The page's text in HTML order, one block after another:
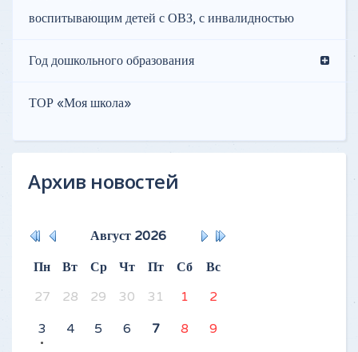
воспитывающим детей с ОВЗ, с инвалидностью
Год дошкольного образования
ТОР «Моя школа»
Архив новостей
Август 2026
Пн
Вт Ср Чт Пт Сб
Вс
27
28 29 30 31 1
2
3
4 5 6 7 8
9